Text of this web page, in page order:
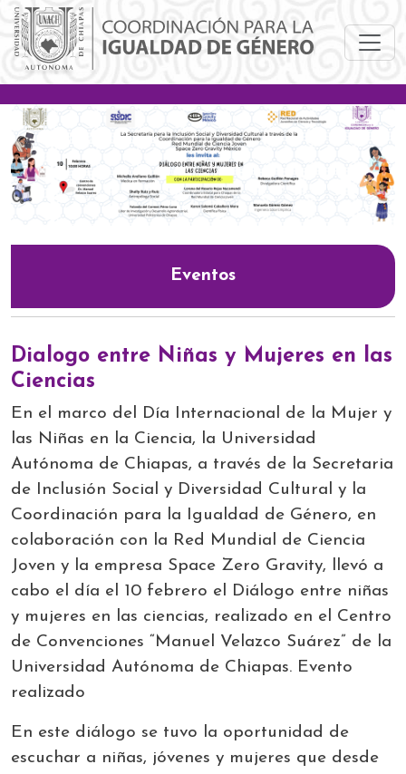
Pasar al contenido principal
Eventos
Dialogo entre Niñas y Mujeres en las
Ciencias
En el marco del Día Internacional de la Mujer y
las Niñas en la Ciencia, la Universidad
Autónoma de Chiapas, a través de la Secretaria
de Inclusión Social y Diversidad Cultural y la
Coordinación para la Igualdad de Género, en
colaboración con la Red Mundial de Ciencia
Joven y la empresa Space Zero Gravity, llevó a
cabo el día el 10 febrero el Diálogo entre niñas
y mujeres en las ciencias, realizado en el Centro
de Convenciones “Manuel Velazco Suárez” de la
Universidad Autónoma de Chiapas. Evento
realizado
En este diálogo se tuvo la oportunidad de
escuchar a niñas, jóvenes y mujeres que desde